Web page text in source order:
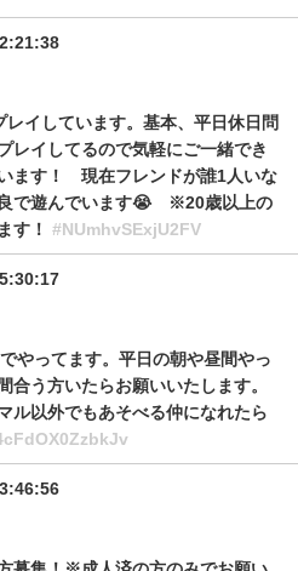
レイしています。基本、平日休日問
レイしてるので気軽にご一緒でき
ます！ 現在フレンドが誰1人いな
良で遊んでいます😭 ※20歳以上の
す！ #NUmhvSExjU2FV
やってます。平日の朝や昼間やっ
合う方いたらお願いいたします。
ル以外でもあそべる仲になれたら